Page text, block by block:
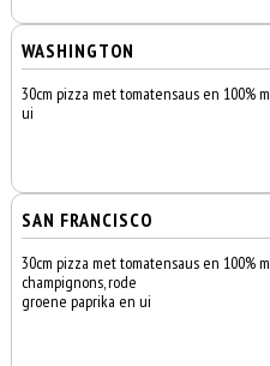
WASHINGTON
30cm pizza met tomatensaus en 100%
ui
SAN FRANCISCO
30cm pizza met tomatensaus en 100%
champignons, rode
groene paprika en ui